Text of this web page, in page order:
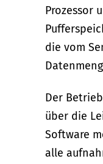
Prozessor
die vom
Der
über die
Software
alle